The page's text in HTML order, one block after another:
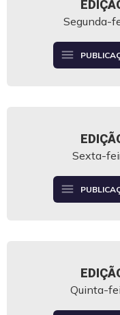
Segunda-
menu
Sexta-
menu
Quinta-